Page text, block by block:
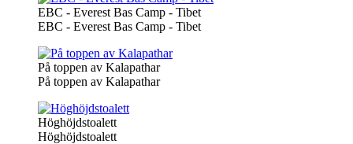
EBC - Everest Bas Camp - Tibet
EBC - Everest Bas Camp - Tibet
På toppen av Kalapathar
På toppen av Kalapathar
Höghöjdstoalett
Höghöjdstoalett